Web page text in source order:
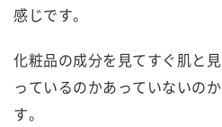
感じです。
化粧品の成分を見てすぐ肌と
っているのかあっていないの
す。